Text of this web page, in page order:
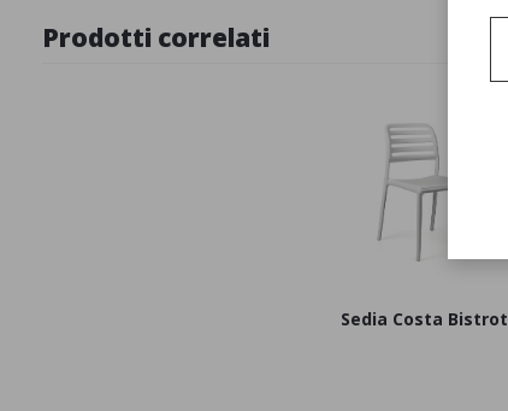
Prodotti correlati
Sedia Costa Bistrot